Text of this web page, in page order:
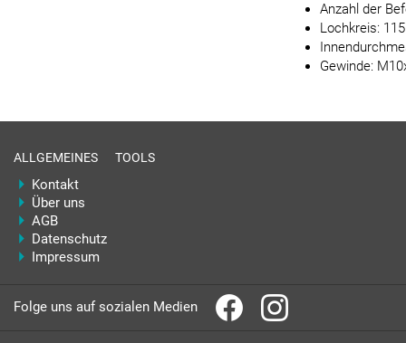
Anzahl der
Lochkreis: 115
Gewinde:
ALLGEMEINES
Kontakt
Über uns
AGB
Datenschutz
Impressum
TOOLS
Folge uns auf sozialen Medien